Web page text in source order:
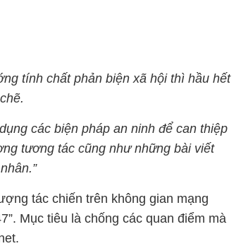
tính chất phản biện xã hội thì hầu hết
các biện pháp an ninh để can thiệp
tương tác cũng như những bài viết
tác chiến trên không gian mạng
Mục tiêu là chống các quan điểm mà